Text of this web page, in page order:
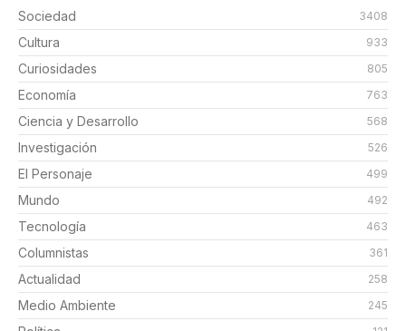
Sociedad 3408
Cultura 933
Curiosidades 805
Economía 763
Ciencia y Desarrollo 568
Investigación 526
El Personaje 499
Mundo 492
Tecnología 463
Columnistas 361
Actualidad 258
Medio Ambiente 245